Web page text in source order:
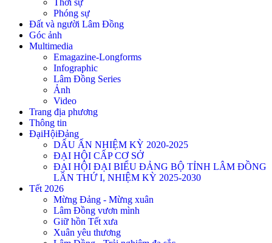
Thời sự
Phóng sự
Đất và người Lâm Đồng
Góc ảnh
Multimedia
Emagazine-Longforms
Infographic
Lâm Đồng Series
Ảnh
Video
Trang địa phương
Thông tin
ĐạiHộiĐảng
DẤU ẤN NHIỆM KỲ 2020-2025
ĐẠI HỘI CẤP CƠ SỞ
ĐẠI HỘI ĐẠI BIỂU ĐẢNG BỘ TỈNH LÂM ĐỒNG
LẦN THỨ I, NHIỆM KỲ 2025-2030
Tết 2026
Mừng Đảng - Mừng xuân
Lâm Đồng vươn mình
Giữ hồn Tết xưa
Xuân yêu thương